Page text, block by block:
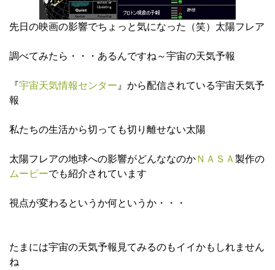
先日の映画の影響でちょっと気になった（笑）太陽フレア
調べてみたら・・・あるんですね～宇宙の天気予報
『宇宙天気情報センター 』から配信されている宇宙天気予
報
私たちの生活から切っても切り離せない太陽
太陽フレアの地球への影響がどんななのか ＮＡＳＡ 製作の
ムービーでも紹介されています
視点が変わるというか何というか・・・
たまには宇宙の天気予報見てみるのもイイかもしれません
ね